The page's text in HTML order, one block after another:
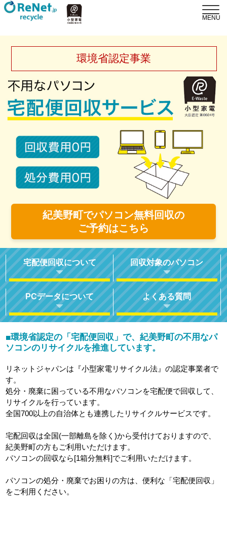
環境省認定事業
紀美野町でパソコン無料回収の
ご予約はこちら
宅配便回収について 回収対象のパソコン
PCデータについて よくある質問
■環境省認定の「宅配便回収」で、紀美野町の不用なパ
ソコンのリサイクルを推進しています。
リネットジャパンは『小型家電リサイクル法』の認定事業者で
す。
処分・廃棄に困っている不用なパソコンを宅配便で回収して、
リサイクルを行っています。
全国700以上の自治体とも連携したリサイクルサービスです。
宅配回収は全国(一部離島を除く)から受付けておりますので、
紀美野町の方もご利用いただけます。
パソコンの回収なら[1箱分無料]でご利用いただけます。
パソコンの処分・廃棄でお困りの方は、便利な「宅配便回収」
をご利用ください。